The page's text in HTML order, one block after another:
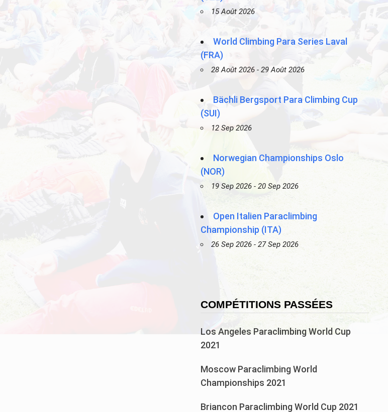
15 Août 2026
World Climbing Para Series Laval
(FRA)
28 Août 2026 - 29 Août 2026
Bächli Bergsport Para Climbing Cup
(SUI)
12 Sep 2026
Norwegian Championships Oslo
(NOR)
19 Sep 2026 - 20 Sep 2026
Open Italien Paraclimbing
Championship (ITA)
26 Sep 2026 - 27 Sep 2026
COMPÉTITIONS PASSÉES
Los Angeles Paraclimbing World Cup
2021
Moscow Paraclimbing World
Championships 2021
Briancon Paraclimbing World Cup 2021